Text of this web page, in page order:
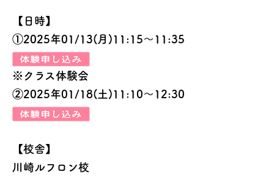
【日時】
①2025年01/13(月)11:15～11:35
※クラス体験会
②2025年01/18(土)11:10～12:30
【校舎】
川崎ルフロン校